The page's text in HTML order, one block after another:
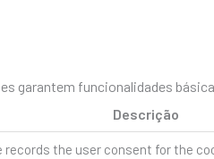
funcionalidades
Descrição
records the user consent for the